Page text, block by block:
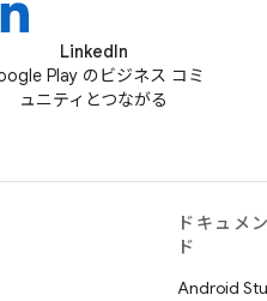
LinkedIn
Play のビジネス コミ
ュニティとつながる
ドキュメ
ド
Android